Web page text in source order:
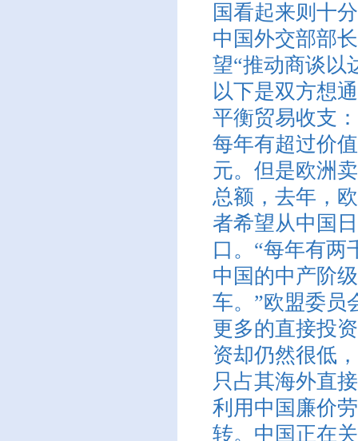
国看起来则十
中国外交部部
望“推动商谈以
以下是双方想
平衡贸易收支
每年有超过价
元。但是欧洲
总额，去年，
者希望从中国
口。“每年有两
中国的中产阶
车。”欧盟委员
更多的直接投
资却仍然很低
只占其海外直
利用中国廉价
转。中国正在